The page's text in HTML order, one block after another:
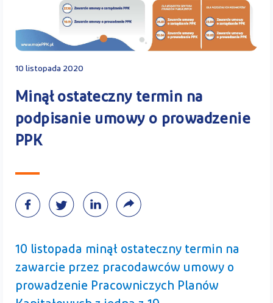
Kontakt
10 listopada 2020
Minął ostateczny termin na
podpisanie umowy o prowadzenie
PPK
10 listopada minął ostateczny termin na
zawarcie przez pracodawców umowy o
prowadzenie Pracowniczych Planów